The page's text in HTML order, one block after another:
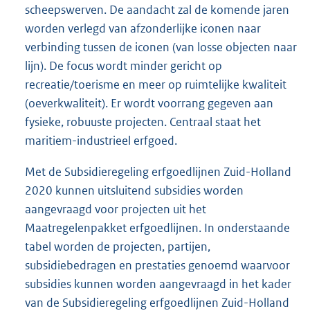
scheepswerven. De aandacht zal de komende jaren
worden verlegd van afzonderlijke iconen naar
verbinding tussen de iconen (van losse objecten naar
lijn). De focus wordt minder gericht op
recreatie/toerisme en meer op ruimtelijke kwaliteit
(oeverkwaliteit). Er wordt voorrang gegeven aan
fysieke, robuuste projecten. Centraal staat het
maritiem-industrieel erfgoed.
Met de Subsidieregeling erfgoedlijnen Zuid-Holland
2020 kunnen uitsluitend subsidies worden
aangevraagd voor projecten uit het
Maatregelenpakket erfgoedlijnen. In onderstaande
tabel worden de projecten, partijen,
subsidiebedragen en prestaties genoemd waarvoor
subsidies kunnen worden aangevraagd in het kader
van de Subsidieregeling erfgoedlijnen Zuid-Holland